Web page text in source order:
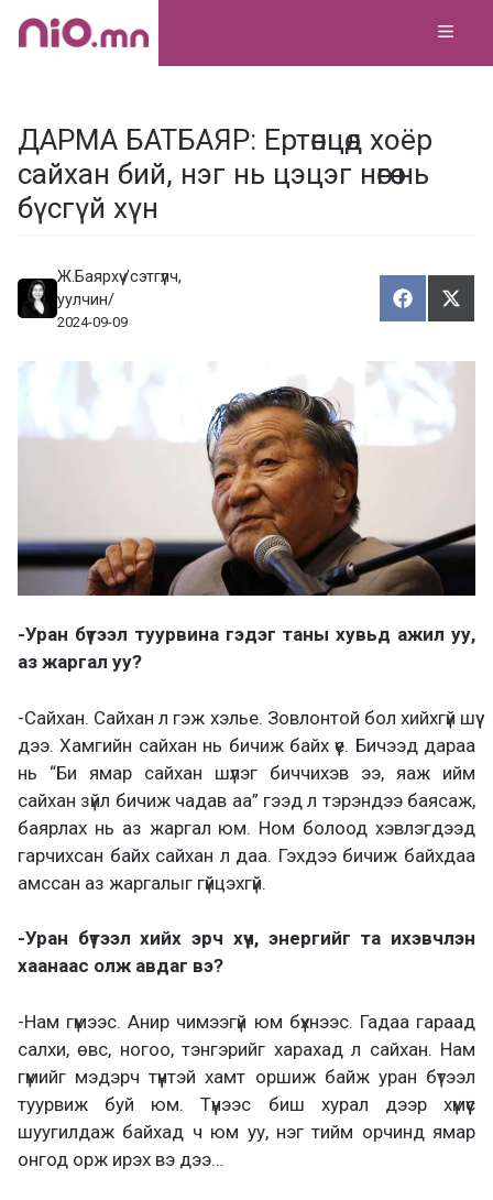
Skip
ДАРМА БАТБАЯР: Ертөнцөд хоёр
сайхан бий, нэг нь цэцэг нөгөө нь
бүсгүй хүн
Ж.Баярхүү /сэтгүүлч,
уулчин/
2024-09-09
Х
у
а
а
ц
Т
э
-Уран бүтээл туурвина гэдэг таны хувьд ажил уу,
аз жаргал уу?
-Сайхан. Сайхан л гэж хэлье. Зовлонтой бол хийхгүй шүү
дээ. Хамгийн сайхан нь бичиж байх үе. Бичээд дараа
нь “Би ямар сайхан шүлэг биччихэв ээ, яаж ийм
сайхан зүйл бичиж чадав аа” гээд л тэрэндээ баясаж,
баярлах нь аз жаргал юм. Ном болоод хэвлэгдээд
гарчихсан байх сайхан л даа. Гэхдээ бичиж байхдаа
амссан аз жаргалыг гүйцэхгүй.
-Уран бүтээл хийх эрч хүч, энергийг та ихэвчлэн
хаанаас олж авдаг вэ?
-Нам гүмээс. Анир чимээгүй юм бүхнээс. Гадаа гараад
салхи, өвс, ногоо, тэнгэрийг харахад л сайхан. Нам
гүмийг мэдэрч түүнтэй хамт оршиж байж уран бүтээл
туурвиж буй юм. Түүнээс биш хурал дээр хүмүүс
шуугилдаж байхад ч юм уу, нэг тийм орчинд ямар
онгод орж ирэх вэ дээ…